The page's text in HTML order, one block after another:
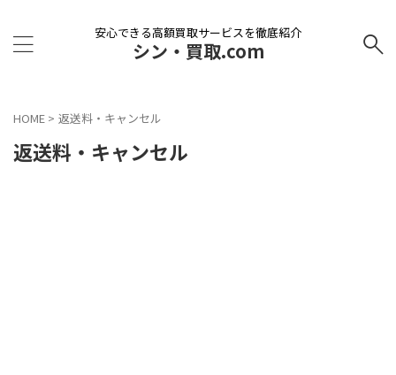
安心できる高額買取サービスを徹底紹介
シン・買取.com
HOME > 返送料・キャンセル
返送料・キャンセル